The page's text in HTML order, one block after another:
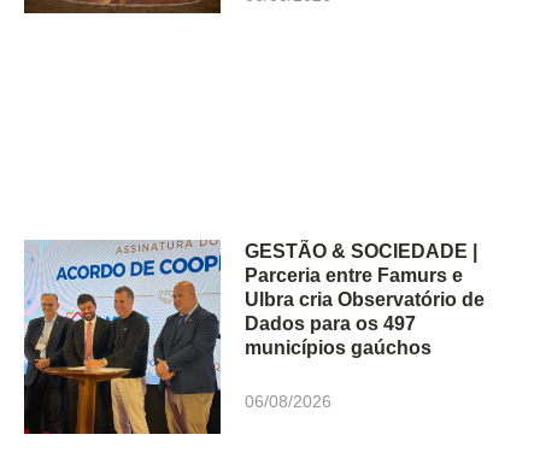
GESTÃO & SOCIEDADE |
Parceria entre Famurs e
Ulbra cria Observatório de
Dados para os 497
municípios gaúchos
06/08/2026